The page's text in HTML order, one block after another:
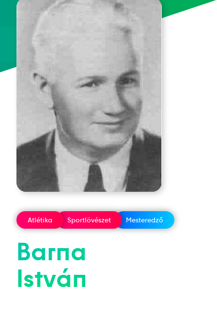
Atlétika Sportlövészet Mesteredző
Barna
István